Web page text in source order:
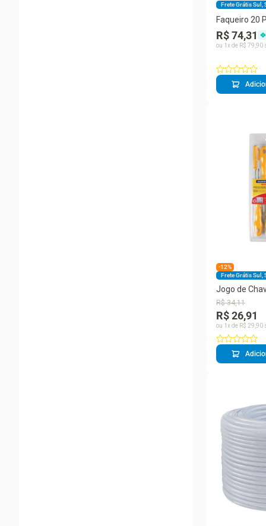
Frete Grátis Sul,
Faqueiro 20
Tramontina
Inox e
Multiuso –
R$ 74,31
ou 1 x de R$ 79 90
-12%
Frete Grátis Sul,
Jogo de
Tramontina -
Peças
R$ 34,11
R$ 26,91
ou 1 x de R$ 29 90